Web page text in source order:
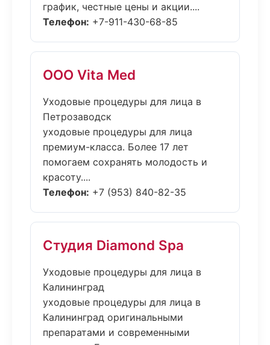
график, честные цены и акции....
Телефон: +7-911-430-68-85
ООО Vita Med
Уходовые процедуры для лица в
Петрозаводск
уходовые процедуры для лица
премиум-класса. Более 17 лет
помогаем сохранять молодость и
красоту....
Телефон: +7 (953) 840-82-35
Студия Diamond Spa
Уходовые процедуры для лица в
Калининград
уходовые процедуры для лица в
Калининград оригинальными
препаратами и современными